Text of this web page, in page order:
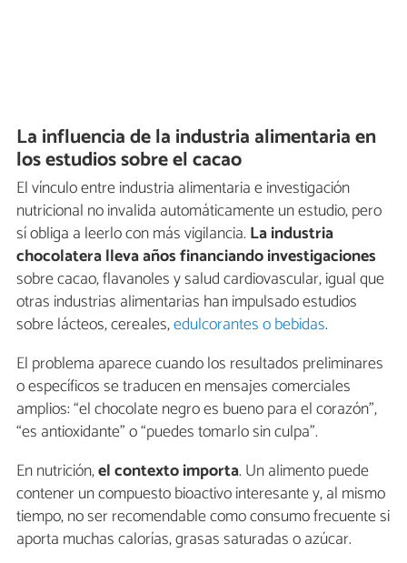
La influencia de la industria alimentaria en
los estudios sobre el cacao
El vínculo entre industria alimentaria e investigación
nutricional no invalida automáticamente un estudio, pero
sí obliga a leerlo con más vigilancia. La industria
chocolatera lleva años financiando investigaciones
sobre cacao, flavanoles y salud cardiovascular, igual que
otras industrias alimentarias han impulsado estudios
sobre lácteos, cereales,edulcorantes o bebidas.
El problema aparece cuando los resultados preliminares
o específicos se traducen en mensajes comerciales
amplios: “el chocolate negro es bueno para el corazón”,
“es antioxidante” o “puedes tomarlo sin culpa”.
En nutrición,el contexto importa. Un alimento puede
contener un compuesto bioactivo interesante y, al mismo
tiempo, no ser recomendable como consumo frecuente si
aporta muchas calorías, grasas saturadas o azúcar.